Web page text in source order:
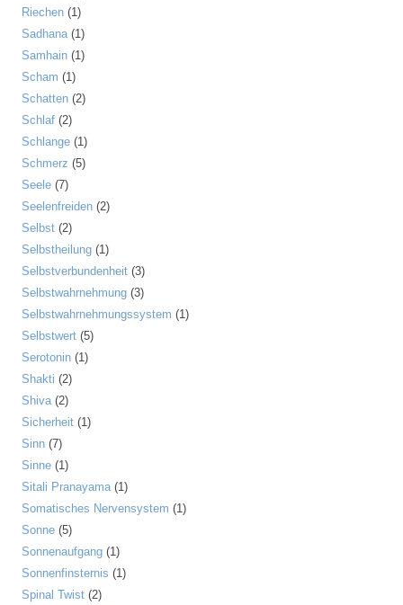
Riechen (1)
Sadhana(1)
Samhain (1)
Scham (1)
Schatten (2)
Schlaf (2)
Schlange (1)
Schmerz (5)
Seele (7)
Seelenfreiden (2)
Selbst (2)
Selbstheilung (1)
Selbstverbundenheit (3)
Selbstwahrnehmung (3)
Selbstwahrnehmungssystem (1)
Selbstwert (5)
Serotonin (1)
Shakti (2)
Shiva(2)
Sicherheit (1)
Sinn (7)
Sinne (1)
Sitali Pranayama(1)
Somatisches Nervensystem (1)
Sonne (5)
Sonnenaufgang (1)
Sonnenfinsternis (1)
Spinal Twist (2)